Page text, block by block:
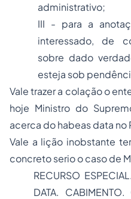
administrativo;
III - para a
interessado, de
sobre dado
esteja sob
Vale trazer a colação o
hoje Ministro do
acerca do habeas data no
Vale a lição inobstante
concreto serio o caso de
RECURSO ESPECIAL
DATA.